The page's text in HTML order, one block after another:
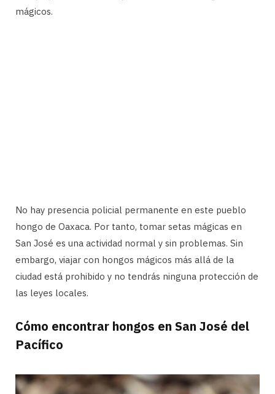
mágicos.
No hay presencia policial permanente en este pueblo
hongo de Oaxaca. Por tanto, tomar setas mágicas en
San José es una actividad normal y sin problemas. Sin
embargo, viajar con hongos mágicos más allá de la
ciudad está prohibido y no tendrás ninguna protección de
las leyes locales.
Cómo encontrar hongos en San José del
Pacífico